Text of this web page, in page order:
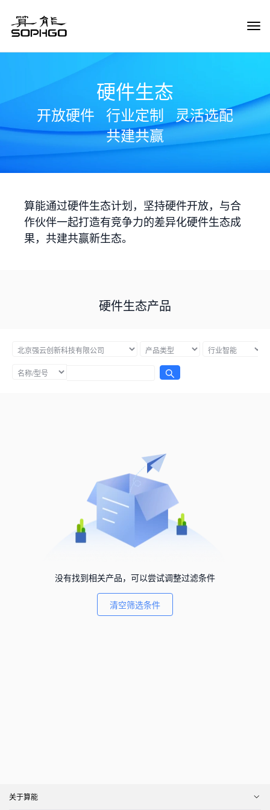
硬件生态
开放硬件 行业定制
灵活选配
共建共赢
算能通过硬件生态计划，坚持硬件开放，与合
作伙伴一起打造有竞争力的差异化硬件生态成
果，共建共赢新生态。
硬件生态产品
没有找到相关产品，可以尝试调整过滤条件
清空筛选条件
关于算能